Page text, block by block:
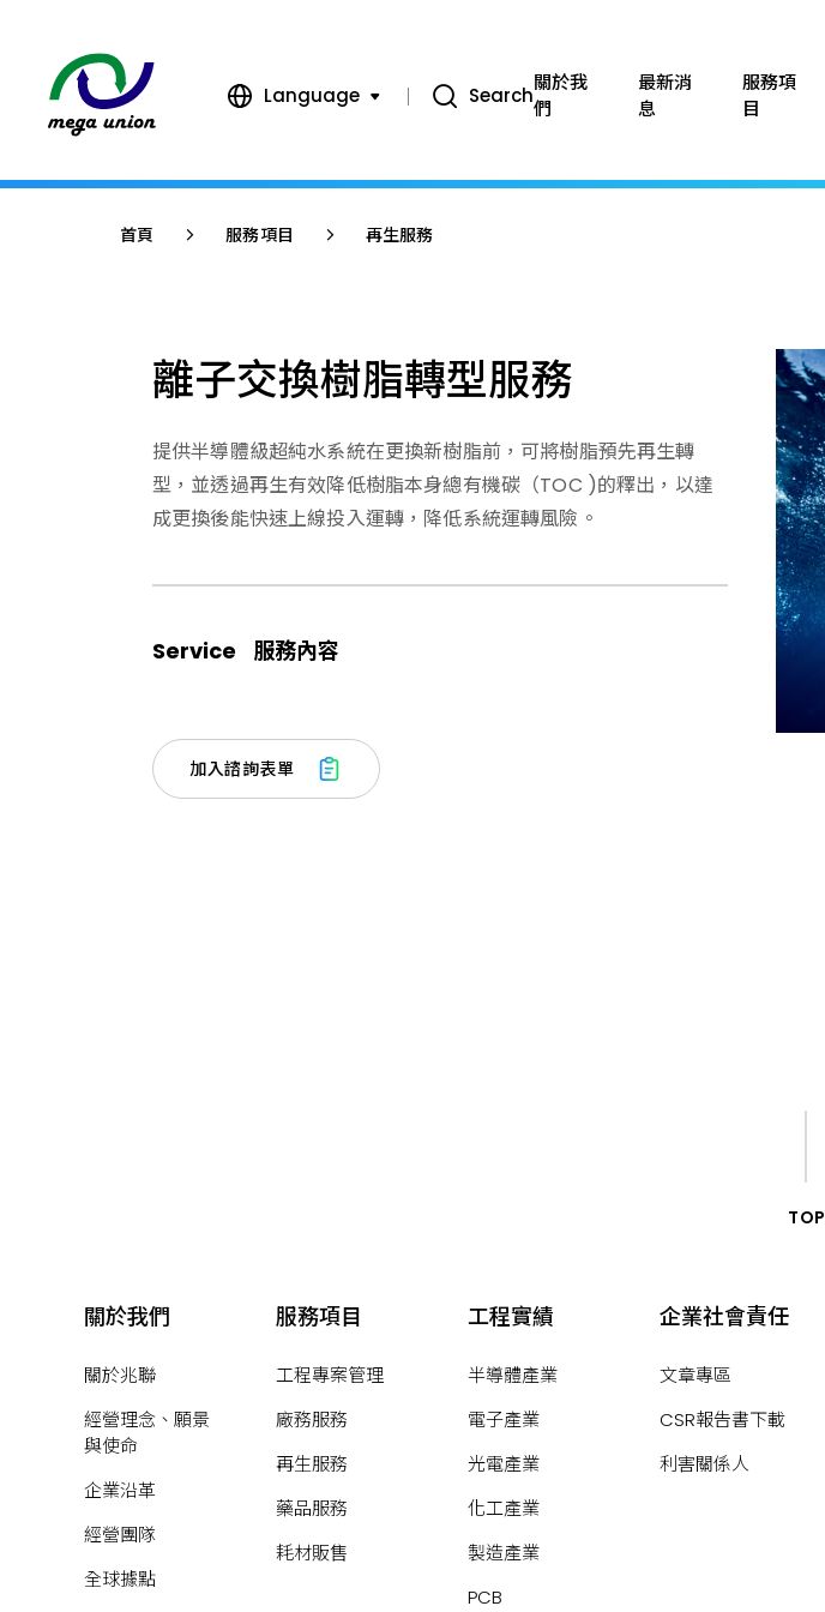
Language Search
關於我
們
最新消
息
服務項
目
首頁 服務項目 再生服務
離子交換樹脂轉型服務
提供半導體級超純水系統在更換新樹脂前，可將樹脂預先再生轉
型，並透過再生有效降低樹脂本身總有機碳（TOC )的釋出，以達
成更換後能快速上線投入運轉，降低系統運轉風險。
Service 服務內容
加入諮詢表單
TOP
關於我們
關於兆聯
經營理念、願景
與使命
企業沿革
經營團隊
全球據點
服務項目
工程專案管理
廠務服務
再生服務
藥品服務
耗材販售
工程實績
半導體產業
電子產業
光電產業
化工產業
製造產業
PCB
企業社會責任
文章專區
CSR報告書下載
利害關係人